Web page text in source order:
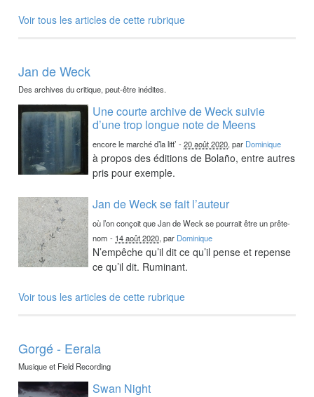
Voir tous les articles de cette rubrique
Jan de Weck
Des archives du critique, peut-être inédites.
Une courte archive de Weck suivie
d’une trop longue note de Meens
encore le marché d’la litt’ -20 août 2020, par Dominique
à propos des éditions de Bolaño, entre autres
pris pour exemple.
Jan de Weck se fait l’auteur
où l’on conçoit que Jan de Weck se pourrait être un prête-
nom - 14 août 2020, par Dominique
N’empêche qu’il dit ce qu’il pense et repense
ce qu’il dit. Ruminant.
Voir tous les articles de cette rubrique
Gorgé - Eerala
Musique et Field Recording
Swan Night